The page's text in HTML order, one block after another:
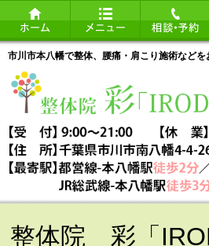
市川市本八幡で整体、腰痛・肩こり施術などを
整体院 彩「